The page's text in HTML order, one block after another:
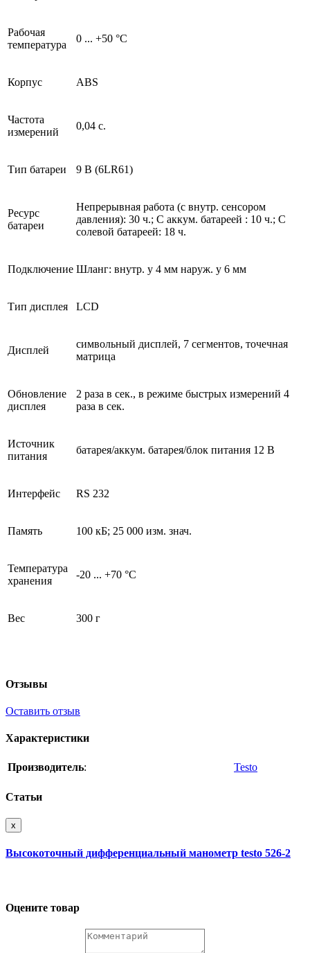
Рабочая
температура
0 ... +50 °C
Корпус ABS
Частота
измерений
0,04 с.
Тип батареи 9 В (6LR61)
Ресурс
батареи
Непрерывная работа (с внутр. сенсором
давления): 30 ч.; С аккум. батареей : 10 ч.; С
солевой батареей: 18 ч.
Подключение Шланг: внутр. y 4 мм наруж. y 6 мм
Тип дисплея LCD
Дисплей
символьный дисплей, 7 сегментов, точечная
матрица
Обновление
дисплея
2 раза в сек., в режиме быстрых измерений 4
раза в сек.
Источник
питания
батарея/аккум. батарея/блок питания 12 В
Интерфейс RS 232
Память 100 кБ; 25 000 изм. знач.
Температура
хранения
-20 ... +70 °C
Вес 300 г
Отзывы
Оставить отзыв
Характеристики
Производитель: Testo
Статьи
x
Высокоточный дифференциальный манометр testo 526-2
Оцените товар